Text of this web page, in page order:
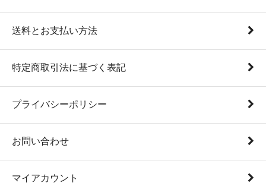
送料とお支払い方法
特定商取引法に基づく表記
プライバシーポリシー
お問い合わせ
マイアカウント